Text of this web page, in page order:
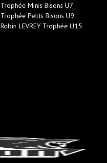
Trophée Minis Bisons U7
Trophée Petits Bisons U9
Robin LEVREY Trophée U15